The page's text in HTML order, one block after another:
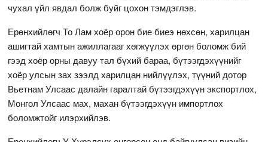
чухал үйл явдал болж буйг цохон тэмдэглэв.
Ерөнхийлөгч То Лам хоёр орон бие биеэ нөхсөн, харилцан
ашигтай хамтын ажиллагааг хөгжүүлэх өргөн боломж бий
гээд хоёр орны давуу тал бүхий бараа, бүтээгдэхүүнийг
хоёр улсын зах зээлд харилцан нийлүүлэх, түүний дотор
Вьетнам Улсаас далайн гаралтай бүтээгдэхүүн экспортлох,
Монгол Улсаас мах, махан бүтээгдэхүүн импортлох
боломжтойг илэрхийлэв.